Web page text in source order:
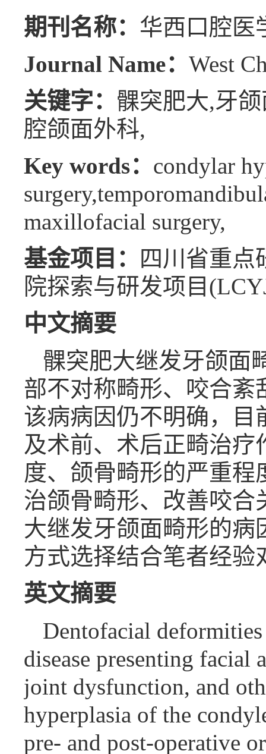
期刊名称： 华西口腔医
Journal Name： West
关键字： 髁突肥大,牙
腔颌面外科,
Key words： condylar
maxillofacial surgery,
基金项目：
四川省重点
院探索与研发项目
中文摘要
髁突肥大继发牙颌面
部不对称畸形、咬合
该病病因仍不明确，
及术前、术后正畸治
度、颌骨畸形的严重
治颌骨畸形、改善咬
大继发牙颌面畸形的
方式选择结合笔者经
英文摘要
Dentofacial
disease presenting facial
joint dysfunction, and
hyperplasia of the
pre- and post-operative